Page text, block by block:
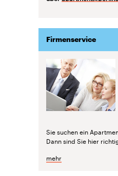
Firmenservice
Sie suchen ein
Dann sind Sie hier
mehr